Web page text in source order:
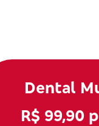
Dental
R$ 99,90